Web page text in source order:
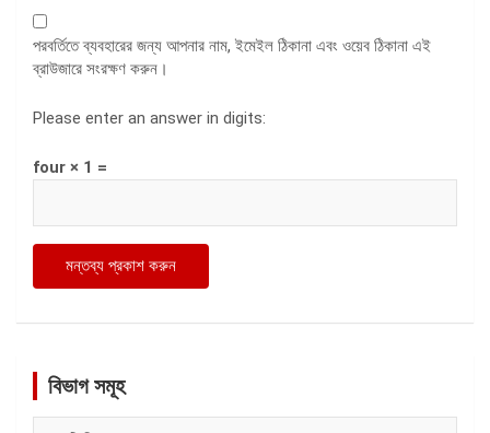
পরবর্তিতে ব্যবহারের জন্য আপনার নাম, ইমেইল ঠিকানা এবং ওয়েব ঠিকানা এই
ব্রাউজারে সংরক্ষণ করুন।
Please enter an answer in digits:
four × 1 =
বিভাগ সমূহ